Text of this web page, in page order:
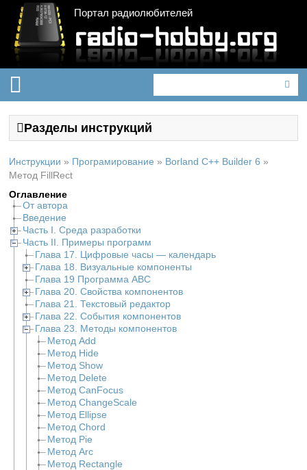
Портал радиолюбителей
Разделы инструкций
Инструкции » Програмирование » Borland C++ Builder 6 »
Метод FillRect
Оглавление
От автора
Введение
Часть I. Среда разработки
Часть II. Примеры программ
Глава 17. Цифровые часы — календарь
Глава 18. Визуальные компоненты
Глава 19 Программа ABC
Глава 20. Свойства компонентов
Глава 21. Текстовый редактор
Глава 22. События компонентов
Глава 23. Методы компонентов
Метод Add
Метод Hide
Метод Show
Метод Delete
Метод CanFocus
Метод ChangeScale
Метод Ellipse
Метод Chord
Метод Pie
Метод Arc
Метод Rectangle